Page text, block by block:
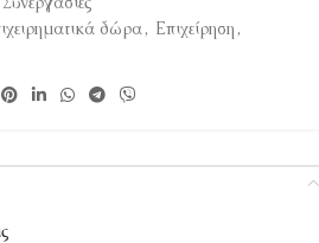
δώρα, Επιχείρηση ,